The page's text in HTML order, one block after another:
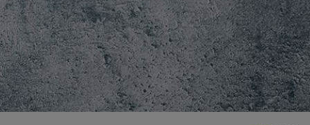
MOPEDBILAR
TILLBEHÖR
DÄCK / FÄLGAR